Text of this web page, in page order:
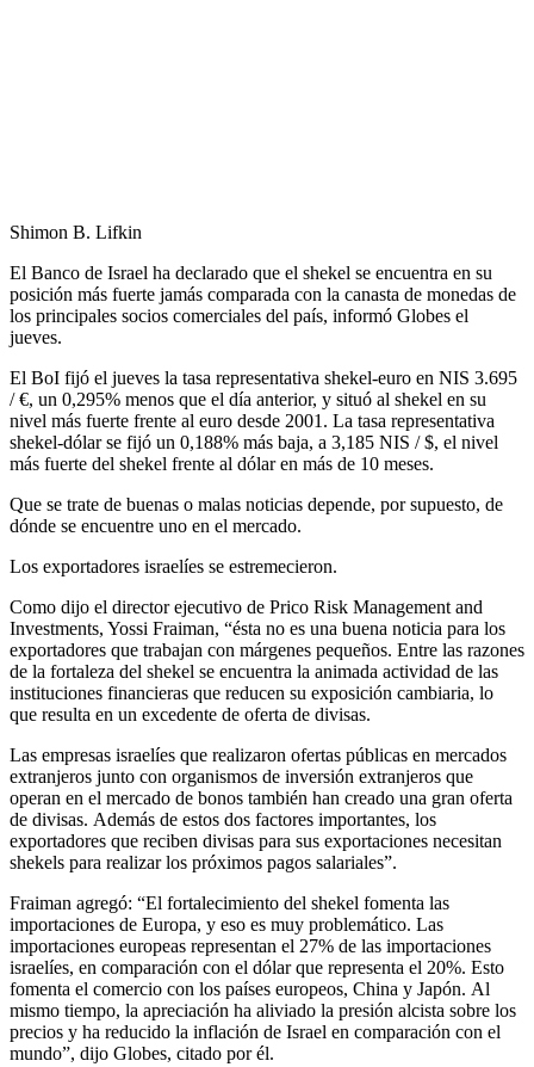
Shimon B. Lifkin
El Banco de Israel ha declarado que el shekel se encuentra en su
posición más fuerte jamás comparada con la canasta de monedas de
los principales socios comerciales del país, informó Globes el
jueves.
El BoI fijó el jueves la tasa representativa shekel-euro en NIS 3.695
/ €, un 0,295% menos que el día anterior, y situó al shekel en su
nivel más fuerte frente al euro desde 2001. La tasa representativa
shekel-dólar se fijó un 0,188% más baja, a 3,185 NIS / $, el nivel
más fuerte del shekel frente al dólar en más de 10 meses.
Que se trate de buenas o malas noticias depende, por supuesto, de
dónde se encuentre uno en el mercado.
Los exportadores israelíes se estremecieron.
Como dijo el director ejecutivo de Prico Risk Management and
Investments, Yossi Fraiman, “ésta no es una buena noticia para los
exportadores que trabajan con márgenes pequeños. Entre las razones
de la fortaleza del shekel se encuentra la animada actividad de las
instituciones financieras que reducen su exposición cambiaria, lo
que resulta en un excedente de oferta de divisas.
Las empresas israelíes que realizaron ofertas públicas en mercados
extranjeros junto con organismos de inversión extranjeros que
operan en el mercado de bonos también han creado una gran oferta
de divisas. Además de estos dos factores importantes, los
exportadores que reciben divisas para sus exportaciones necesitan
shekels para realizar los próximos pagos salariales”.
Fraiman agregó: “El fortalecimiento del shekel fomenta las
importaciones de Europa, y eso es muy problemático. Las
importaciones europeas representan el 27% de las importaciones
israelíes, en comparación con el dólar que representa el 20%. Esto
fomenta el comercio con los países europeos, China y Japón. Al
mismo tiempo, la apreciación ha aliviado la presión alcista sobre los
precios y ha reducido la inflación de Israel en comparación con el
mundo”, dijo Globes, citado por él.